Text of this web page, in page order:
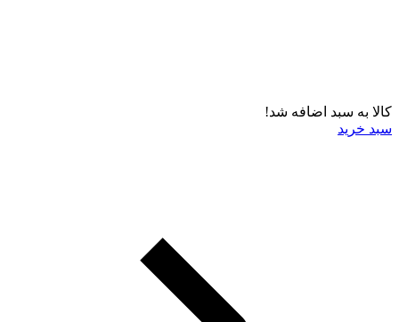
کالا به سبد اضافه شد!
سبد خرید